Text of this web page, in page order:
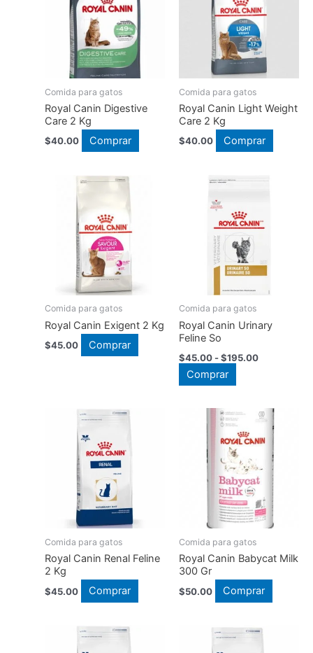
Las
opciones
se
pueden
elegir
en
la
de
Comida para gatos
Royal Canin Digestive
Care 2 Kg
$40.00 Comprar
Comida para gatos
Royal Canin Light Weight
Care 2 Kg
$40.00 Comprar
Comida para gatos
Royal Canin Exigent 2 Kg
$45.00 Comprar
Comida para gatos
Royal Canin Urinary
Feline So
$45.00 -$195.00Rango
hasta
$195.00
Comprar
múltiples
variantes.
Las
opciones
se
pueden
elegir
en
la
de
Comida para gatos
Royal Canin Renal Feline
2 Kg
$45.00 Comprar
Comida para gatos
Royal Canin Babycat Milk
300 Gr
$50.00 Comprar